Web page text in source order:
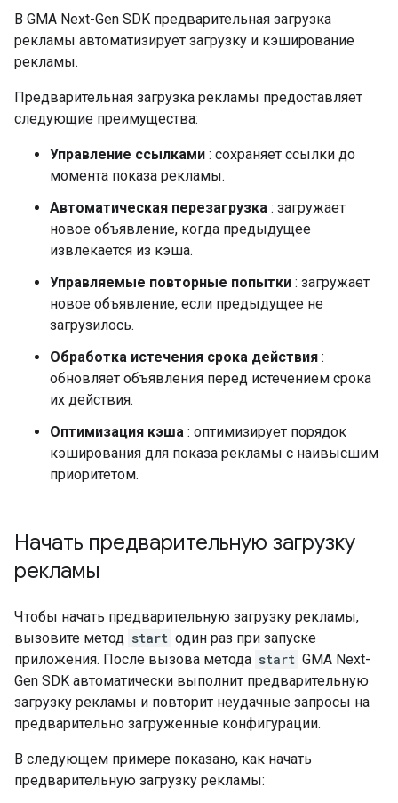
В GMA Next-Gen SDK предварительная загрузка
рекламы автоматизирует загрузку и кэширование
рекламы.
Предварительная загрузка рекламы предоставляет
следующие преимущества:
Управление ссылками : сохраняет ссылки до
момента показа рекламы.
Автоматическая перезагрузка : загружает
новое объявление, когда предыдущее
извлекается из кэша.
Управляемые повторные попытки : загружает
новое объявление, если предыдущее не
загрузилось.
Обработка истечения срока действия :
обновляет объявления перед истечением срока
их действия.
Оптимизация кэша : оптимизирует порядок
кэширования для показа рекламы с наивысшим
приоритетом.
Начать предварительную загрузку
рекламы
Чтобы начать предварительную загрузку рекламы,
вызовите метод start один раз при запуске
приложения. После вызова метода start GMA Next-
Gen SDK автоматически выполнит предварительную
загрузку рекламы и повторит неудачные запросы на
предварительно загруженные конфигурации.
В следующем примере показано, как начать
предварительную загрузку рекламы: